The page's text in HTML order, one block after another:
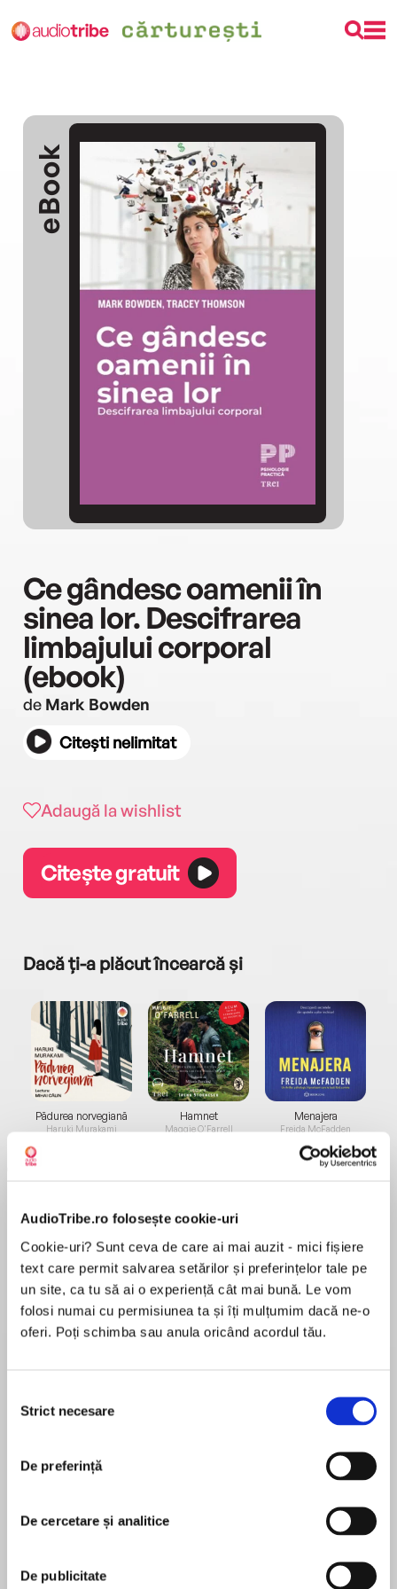
AudioTribe.ro folosește cookie-uri
Cookie-uri? Sunt ceva de care ai mai auzit - mici fișiere
text care permit salvarea setărilor și preferințelor tale pe
un site, ca tu să ai o experiență cât mai bună. Le vom
folosi numai cu permisiunea ta și îți mulțumim dacă ne-o
oferi. Poți schimba sau anula oricând acordul tău.
consimțământului
Strict necesare
De preferință
De cercetare și analitice
De publicitate
eBook
Ce gândesc oamenii în
sinea lor. Descifrarea
limbajului corporal
(ebook)
de Mark Bowden
Citești nelimitat
Adaugă la wishlist
Citește gratuit
Dacă ți-a plăcut încearcă și
Pădurea norvegiană
Haruki Murakami
Elita de Argint (Elita
de...
Dani Francis
Hamnet
Maggie O'Farrell
Diavolul se îmbracă de
la...
Lauren Weisberger
Menajera
Freida McFadden
Migdală
Sohn Won-pyung
Indiferent dacă te afli la un interviu de angajare,
media, îți dorești să știi dintr-o ochire dacă
oamenii sunt sinceri în ceea ce spun sau dacă
felul în care se afișează corespunde cu cine
sunt ei în realitate. Dincolo de fațadă și de
intențiile și gândurile conlocutorilor, pornind de
MAI MULT
pentru această carte